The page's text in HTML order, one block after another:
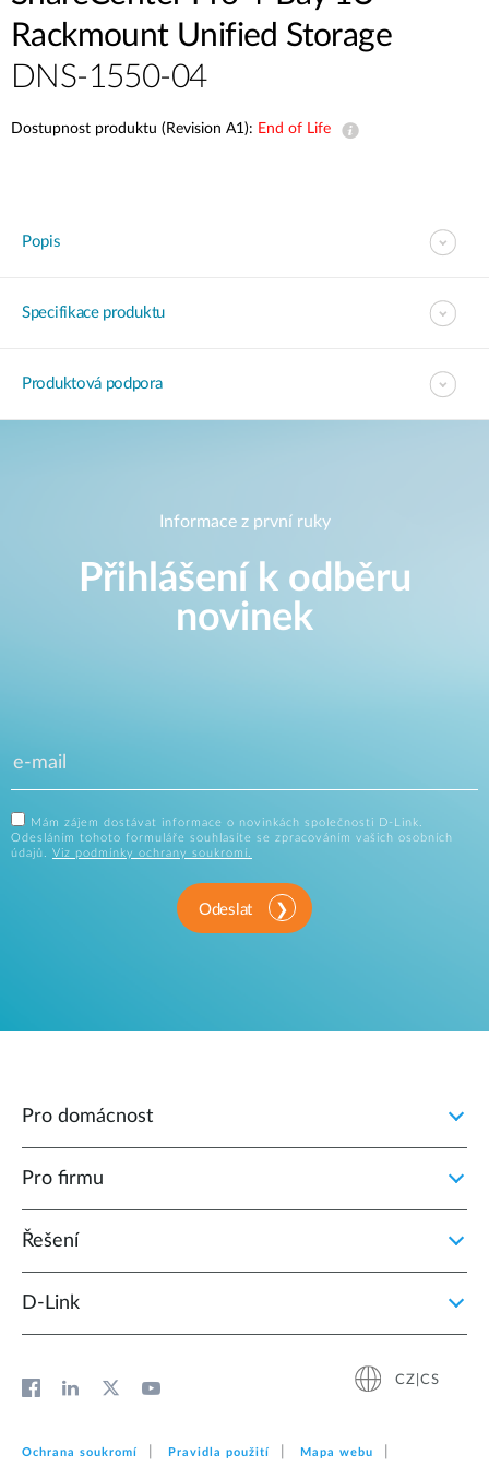
Rackmount Unified Storage
DNS-1550-04
Dostupnost produktu (Revision A1): End of Life
Popis
Specifikace produktu
Produktová podpora
Informace z první ruky
Přihlášení k odběru
novinek
Mám zájem dostávat informace o novinkách společnosti D-Link.
Odesláním tohoto formuláře souhlasíte se zpracováním vašich osobních
údajů. Viz podmínky ochrany soukromí.
Odeslat
Pro domácnost
Pro firmu
Řešení
D‑Link
CZ|CS
Ochrana soukromí Pravidla použití Mapa webu